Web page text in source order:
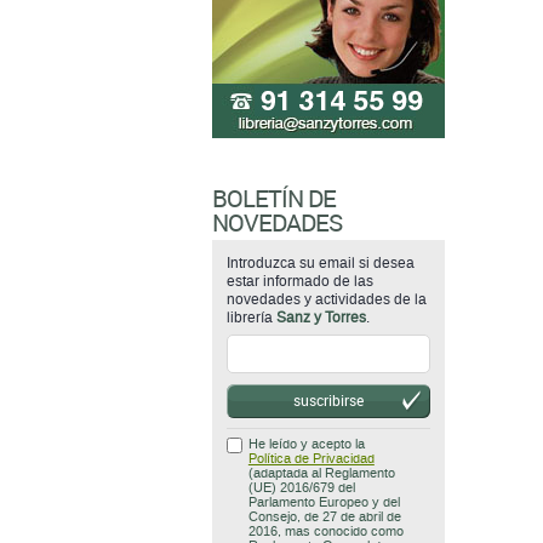
BOLETÍN DE
NOVEDADES
Introduzca su email si desea
estar informado de las
novedades y actividades de la
librería Sanz y Torres.
suscribirse
He leído y acepto la
Política de Privacidad
(adaptada al Reglamento
(UE) 2016/679 del
Parlamento Europeo y del
Consejo, de 27 de abril de
2016, mas conocido como